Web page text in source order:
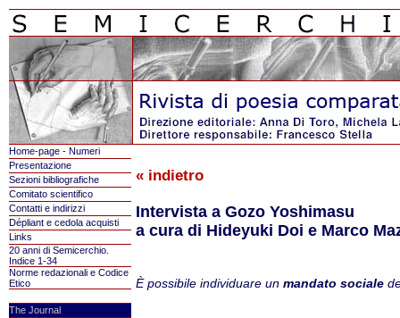
Home-page - Numeri
Presentazione
Sezioni bibliografiche
Comitato scientifico
Contatti e indirizzi
Dépliant e cedola acquisti
Links
20 anni di Semicerchio.
Indice 1-34
Norme redazionali e Codice
Etico
The Journal
« indietro
Intervista a Gozo Yoshimasu
a cura di Hideyuki Doi e Marco
È possibile individuare un mandato sociale